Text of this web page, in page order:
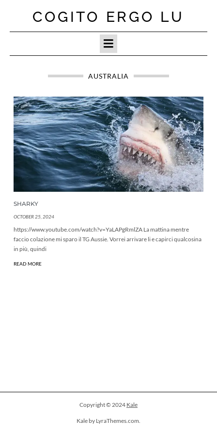
COGITO ERGO LU
AUSTRALIA
SHARKY
OCTOBER 25, 2024
https://www.youtube.com/watch?v=YaLAPgRmlZA La mattina mentre
faccio colazione mi sparo il TG Aussie. Vorrei arrivare li e capirci qualcosina
in più, quindi
READ MORE
Copyright © 2024 Kale
Kale by LyraThemes.com.